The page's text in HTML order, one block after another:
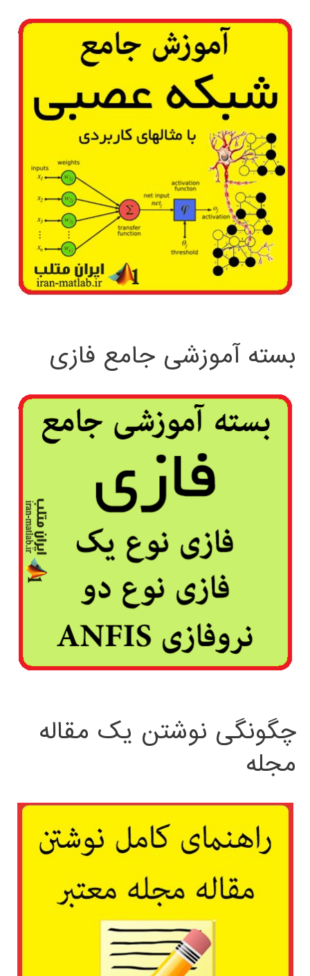
بسته آموزشی جامع فازی
چگونگی نوشتن یک مقاله
مجله